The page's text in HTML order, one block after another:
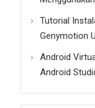
Tutorial
Genymotion
Android
Android